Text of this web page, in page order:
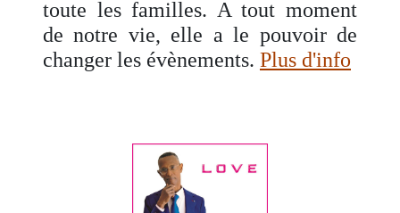
toute les familles. A tout moment
de notre vie, elle a le pouvoir de
changer les évènements. Plus d'info